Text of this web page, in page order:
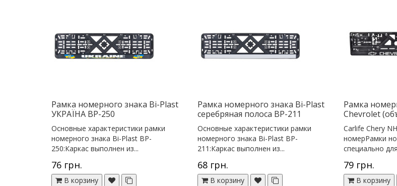
Рамка номерного знака Bi-Plast
УКРАЇНА BP-250
Основные характеристики рамки
номерного знака Bi-Plast BP-
250:Каркас выполнен из...
76 грн.
В корзину
Рамка номерного знака Bi-Plast
серебряная полоса BP-211
Основные характеристики рамки
номерного знака Bi-Plast BP-
211:Каркас выполнен из...
68 грн.
В корзину
Рамка
Chevrolet
Сarlife Chery
номерРамки
специально
79 грн.
В корзину